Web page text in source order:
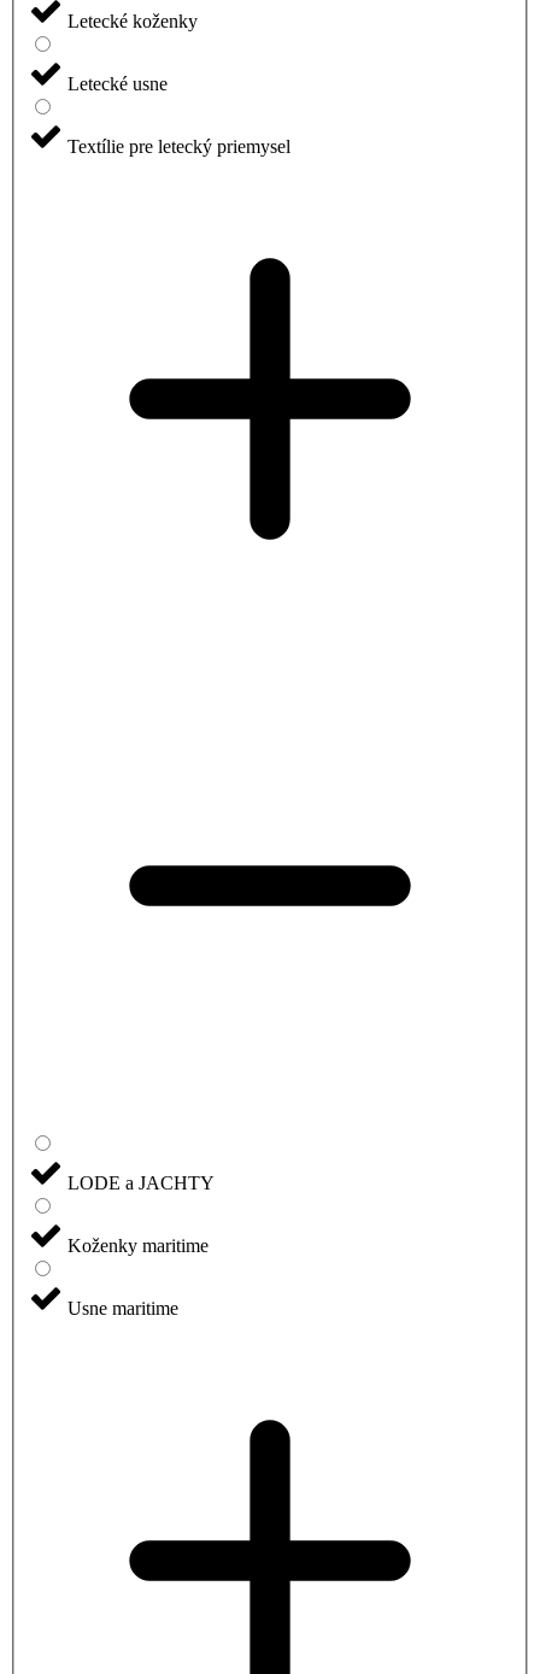
Letecké koženky
Letecké usne
Textílie pre letecký priemysel
LODE a JACHTY
Koženky maritime
Usne maritime